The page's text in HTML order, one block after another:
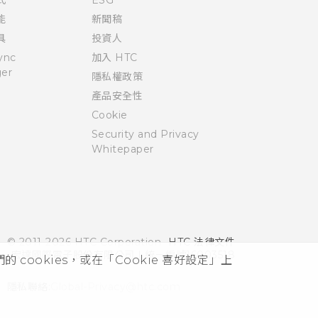
的 cookies，或在「Cookie 喜好設定」上
新聞稿
投資人
加入 HTC
隱私權政策
產品安全性
Cookie
Security and Privacy
Whitepaper
© 2011-2026 HTC Corporation
HTC 法律文件
宏達國際電子股份有限公司 | 統一編號16003518